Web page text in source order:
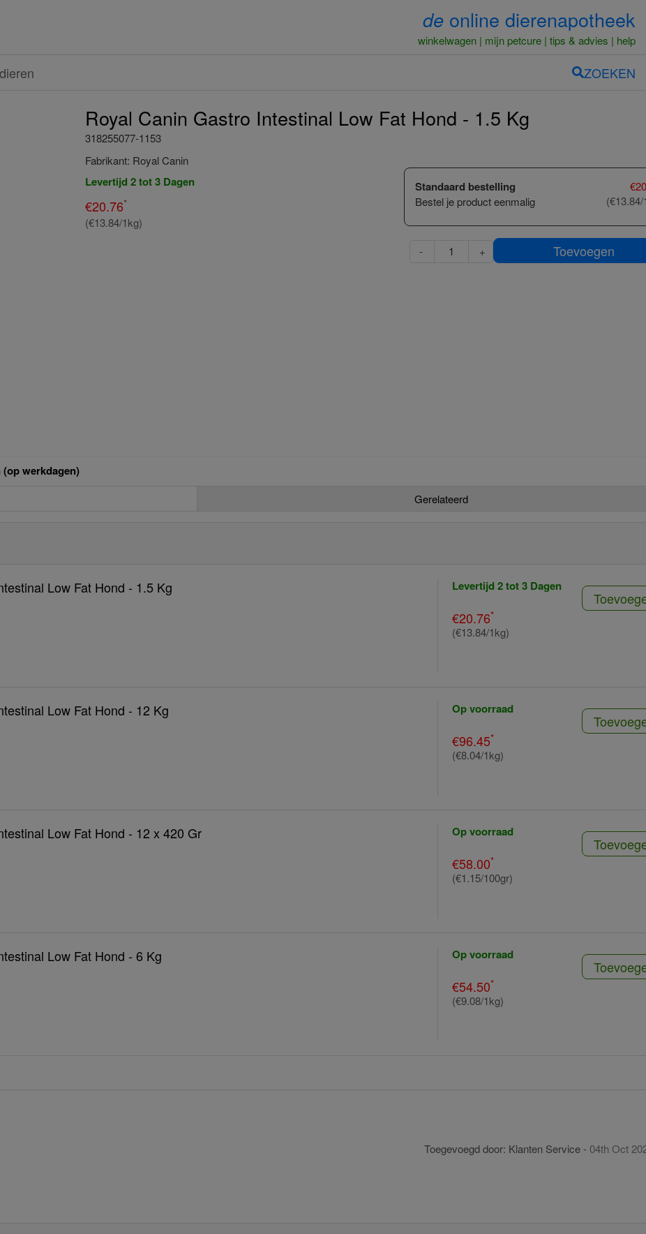
de online dierenapotheek
winkelwagen mijn petcure tips & advies help
ZOEKEN
Royal Canin Gastro Intestinal Low Fat Hond - 1.5 Kg
318255077-1153
Fabrikant: Royal Canin
Levertijd 2 tot 3 Dagen
€20.76*
(€13.84/1kg)
Standaard bestelling
Bestel je product eenmalig
€
- + Toevoegen
werkdagen)
Gerelateerd
Low Fat Hond - 1.5 Kg Levertijd 2 tot 3 Dagen
€20.76*
(€13.84/1kg)
Low Fat Hond - 12 Kg Op voorraad
€96.45*
(€8.04/1kg)
Low Fat Hond - 12 x 420 Gr Op voorraad
€58.00*
(€1.15/100gr)
Low Fat Hond - 6 Kg Op voorraad
€54.50*
(€9.08/1kg)
Toegevoegd door: Klanten Service- 04th Oct